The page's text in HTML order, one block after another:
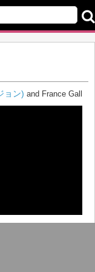
ョン) and France Gall